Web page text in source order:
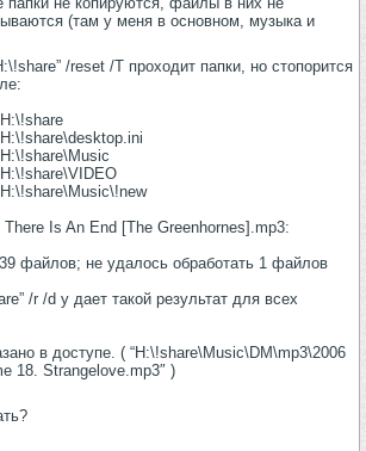
(там у меня в основном, музыка и
/reset /T проходит папки, но стопорится
Is An End [The Greenhornes].mp3:
файлов; не удалось обработать 1 файлов
/r /d y дает такой результат для всех
в доступе. ( “H:\!share\Music\DM\mp3\2006
18. Strangelove.mp3″ )